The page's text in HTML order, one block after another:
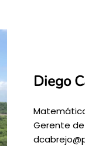
Diego
Gerente